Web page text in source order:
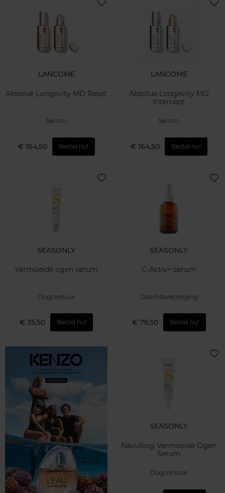
LANCOME
Absolue Longevity MD Reset
Serum
€ 164,50 Bestel nu!
LANCOME
Absolue Longevity MD
Intercept
Serum
€ 164,50 Bestel nu!
SEASONLY
Vermoeide ogen serum
Oogcontour
€ 35,50 Bestel nu!
SEASONLY
C-Activ+ serum
Gezichtsverzorging
€ 79,50 Bestel nu!
SEASONLY
Navulling Vermoeide Ogen
Serum
Oogcontour